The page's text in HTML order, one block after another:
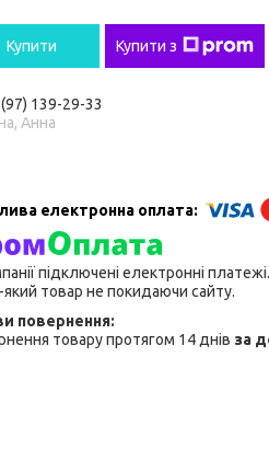
Купити Купити з
139-29-33
Анна
підключені електронні
товар не покидаючи сайту.
товару протягом 14 днів за